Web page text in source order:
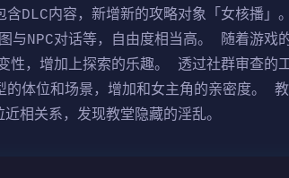
DLC内容，新增新的攻略对象「女核播
与NPC对话等，自由度相当高。 随着游戏
性，增加上探索的乐趣。 透过社群审查的
体位和场景，增加和女主角的亲密度。
相关系，发现教堂隐藏的淫乱。